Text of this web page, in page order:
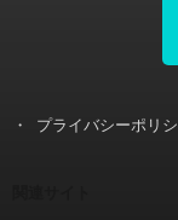
プライバシーポリ